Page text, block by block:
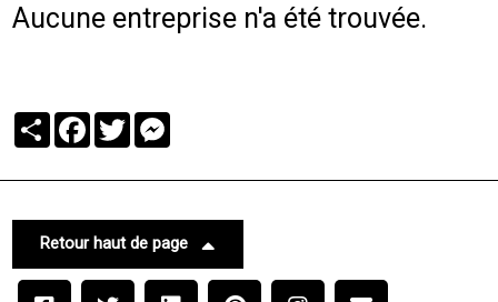
Aucune entreprise n'a été trouvée.
PartagerFacebook
Twitter
Retour haut de page